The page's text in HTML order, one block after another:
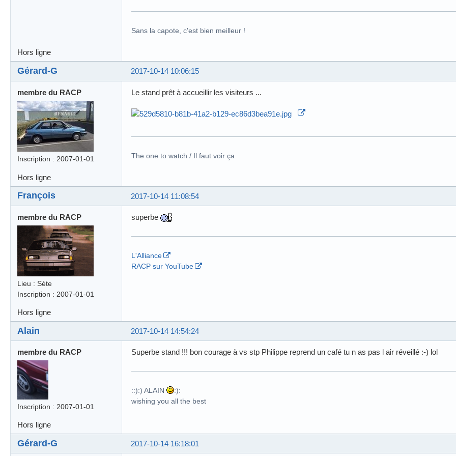
Sans la capote, c'est bien meilleur !
Hors ligne
2017-10-14 10:06:15
Gérard-G
membre du RACP
Inscription : 2007-01-01
Le stand prêt à accueillir les visiteurs ...
The one to watch / Il faut voir ça
Hors ligne
2017-10-14 11:08:54
François
membre du RACP
Lieu : Sète
Inscription : 2007-01-01
superbe
L'Alliance
RACP sur YouTube
Hors ligne
2017-10-14 14:54:24
Alain
membre du RACP
Inscription : 2007-01-01
Superbe stand !!! bon courage à vs stp Philippe reprend un café tu n as pas l air réveillé :-) lol
::):) ALAIN
:):
wishing you all the best
Hors ligne
2017-10-14 16:18:01
Gérard-G